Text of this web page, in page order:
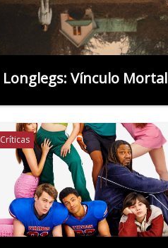
Longlegs: Vínculo Mortal
Críticas